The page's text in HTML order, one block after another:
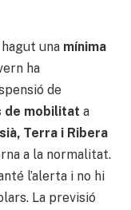
una mínima
ha
de
de mobilitat a
Terra i Ribera
a la normalitat.
l’alerta i no hi
La previsió